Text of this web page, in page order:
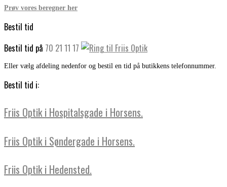
Prøv vores beregner her
Bestil tid
Bestil tid på 70 21 11 17
Eller vælg afdeling nedenfor og bestil en tid på butikkens telefonnummer.
Bestil tid i:
Friis Optik i Hospitalsgade i Horsens.
Friis Optik i Søndergade i Horsens.
Friis Optik i Hedensted.